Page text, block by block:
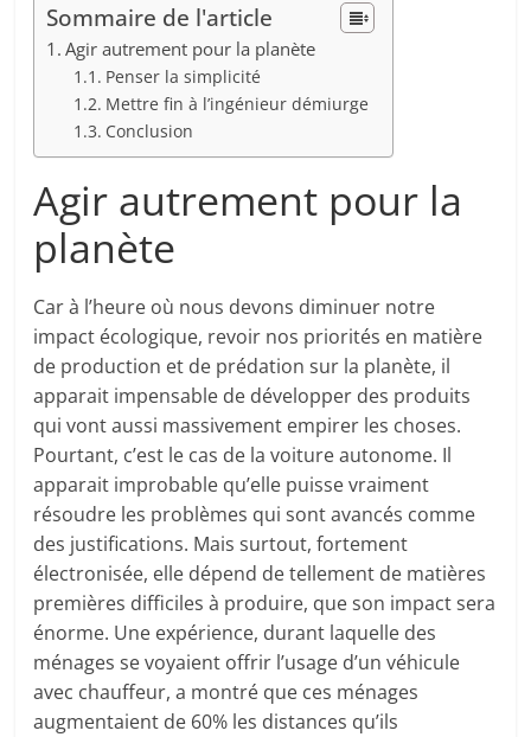
Sommaire de l'article
Agir autrement pour la planète
Penser la simplicité
Mettre fin à l’ingénieur démiurge
Conclusion
Agir autrement pour la
planète
Car à l’heure où nous devons diminuer notre
impact écologique, revoir nos priorités en matière
de production et de prédation sur la planète, il
apparait impensable de développer des produits
qui vont aussi massivement empirer les choses.
Pourtant, c’est le cas de la voiture autonome. Il
apparait improbable qu’elle puisse vraiment
résoudre les problèmes qui sont avancés comme
des justifications. Mais surtout, fortement
électronisée, elle dépend de tellement de matières
premières difficiles à produire, que son impact sera
énorme. Une expérience, durant laquelle des
ménages se voyaient offrir l’usage d’un véhicule
avec chauffeur, a montré que ces ménages
augmentaient de 60% les distances qu’ils